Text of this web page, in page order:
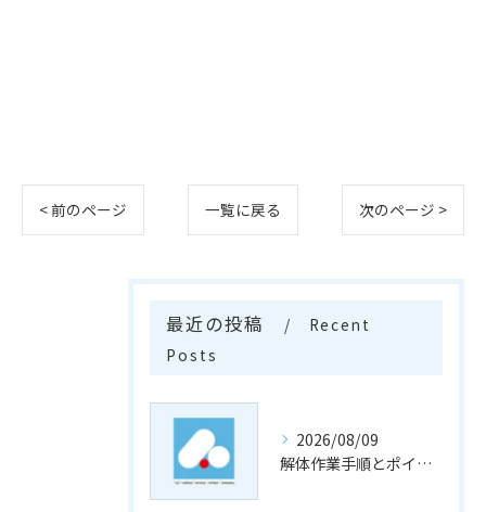
< 前のページ 一覧に戻る 次のページ >
最近の投稿
Recent
Posts
2026/08/09
解体作業手順とポイントを分かりやすく解説香川県東かがわ市の一軒家対応ガイド